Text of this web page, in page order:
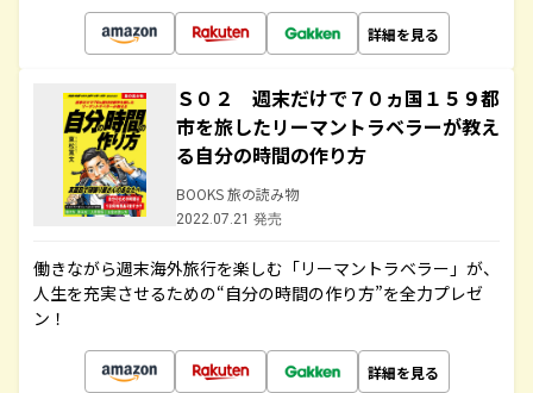
詳細を見る
Ｓ０２ 週末だけで７０ヵ国１５９都
市を旅したリーマントラベラーが教え
る自分の時間の作り方
BOOKS 旅の読み物
2022.07.21 発売
働きながら週末海外旅行を楽しむ「リーマントラベラー」が、
人生を充実させるための“自分の時間の作り方”を全力プレゼ
ン！
詳細を見る